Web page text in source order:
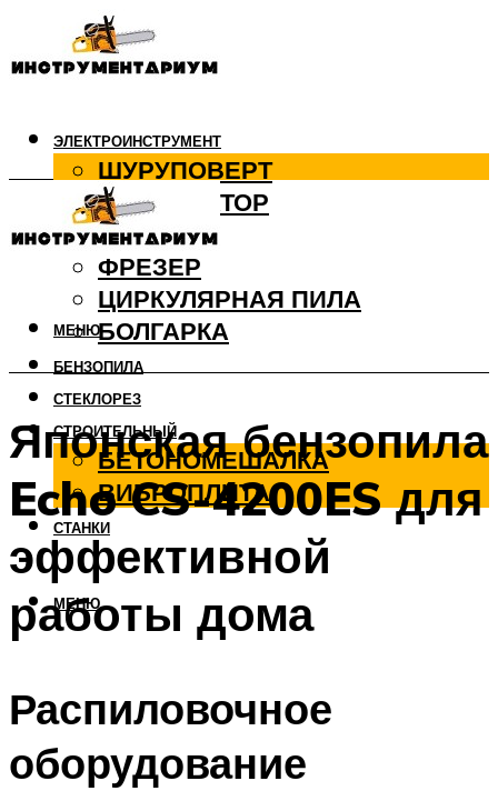
ЭЛЕКТРОИНСТРУМЕНТ
ШУРУПОВЕРТ
ПЕРФОРАТОР
ДРЕЛЬ
ФРЕЗЕР
ЦИРКУЛЯРНАЯ ПИЛА
БОЛГАРКА
БЕНЗОПИЛА
СТЕКЛОРЕЗ
СТРОИТЕЛЬНЫЙ
БЕТОНОМЕШАЛКА
ВИБРОПЛИТА
СТАНКИ
МЕНЮ
МЕНЮ
Японская бензопила
Echo CS-4200ES для
эффективной
работы дома
Распиловочное
оборудование